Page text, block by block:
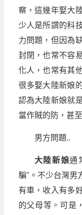
察，這幾年娶大
少人是所謂的科
力問題，但因為
封閉，也常不容
化人，也常有其
很多娶大陸新娘
認為大陸新娘就
當作賊的防，甚
男方問題..
大陸新娘通
騙"。不少台灣男
有車，收入有多
的父母等。可是